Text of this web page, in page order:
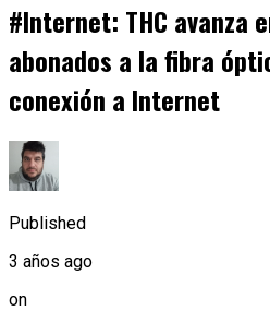
#Internet: THC avanza
abonados a la fibra
conexión a Internet
Published
3 años ago
on